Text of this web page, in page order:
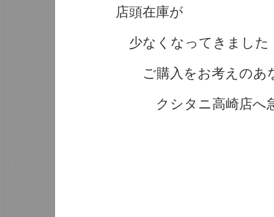
店頭在庫が
少なくなってきました
ご購入をお考えのあ
クシタニ高崎店へ急